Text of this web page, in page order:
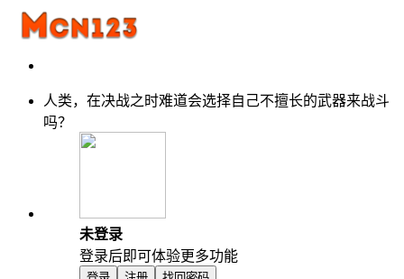
人类，在决战之时难道会选择自己不擅长的武器来战斗
吗？
未登录
登录后即可体验更多功能